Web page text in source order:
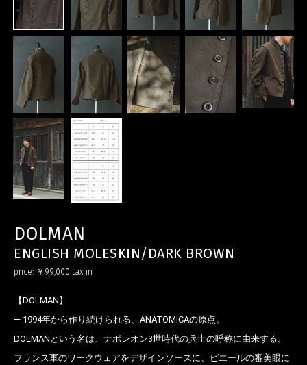
DOLMAN
ENGLISH MOLESKIN/DARK BROWN
price: ￥99,000 tax in
【DOLMAN】
― 1994年から作り続けられる、ANATOMICAの原点。
DOLMANという名は、ナポレオン3世時代の兵士の呼称に由来する。
フランス軍のワークウェアをデザインソースに、ピエールの審美眼に